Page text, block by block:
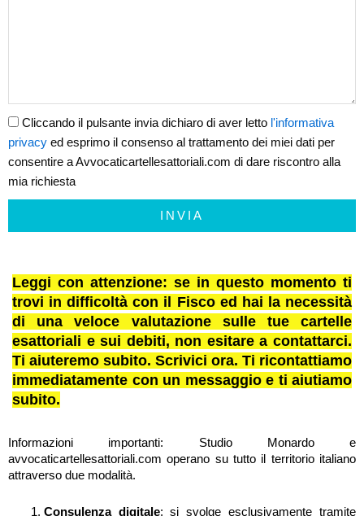
Cliccando il pulsante invia dichiaro di aver letto l'informativa
privacy ed esprimo il consenso al trattamento dei miei dati per
consentire a Avvocaticartellesattoriali.com di dare riscontro alla
mia richiesta
INVIA
Leggi con attenzione: se in questo momento ti
trovi in difficoltà con il Fisco ed hai la necessità
di una veloce valutazione sulle tue cartelle
esattoriali e sui debiti, non esitare a contattarci.
Ti aiuteremo subito. Scrivici ora. Ti ricontattiamo
immediatamente con un messaggio e ti aiutiamo
subito.
Informazioni importanti: Studio Monardo e
avvocaticartellesattoriali.com operano su tutto il territorio italiano
attraverso due modalità.
Consulenza digitale: si svolge esclusivamente tramite